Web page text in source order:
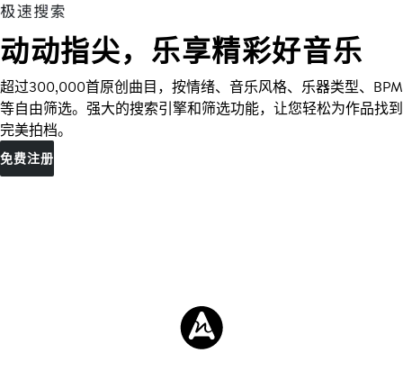
动动指尖，乐享精彩好音乐
超过300,000首原创曲目，按情绪、音乐风格、乐器类型、BPM
等自由筛选。强大的搜索引擎和筛选功能，让您轻松为作品找到
完美拍档。
免费注册